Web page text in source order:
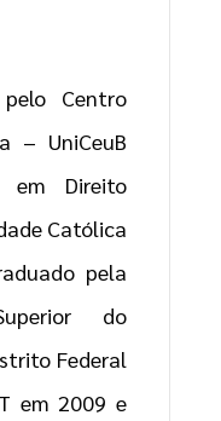
Centro
– UniCeuB
em Direito
Católica
pela
do
Federal
em 2009 e